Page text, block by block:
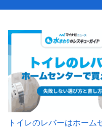
トイレのレバーはホーム